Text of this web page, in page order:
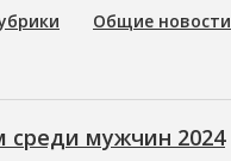
Общие новости
мужчин 2024